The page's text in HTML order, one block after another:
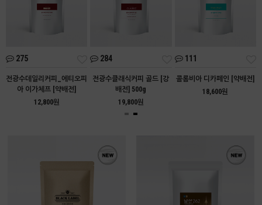
275
전광수데일리커피_에티오피
아 이가체프 [약배전]
12,800원
284
전광수클래식커피 골드 [강
배전] 500g
19,800원
111
콜롬비아 디카페인 [약배전]
18,600원